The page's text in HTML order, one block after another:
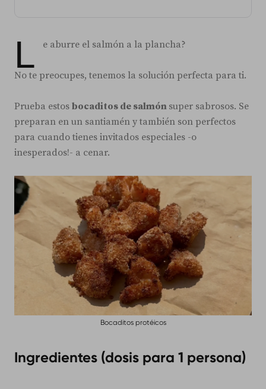
L e aburre el salmón a la plancha?
No te preocupes, tenemos la solución perfecta para ti.
Prueba estos bocaditos de salmón super sabrosos. Se
preparan en un santiamén y también son perfectos
para cuando tienes invitados especiales -o
inesperados!- a cenar.
Bocaditos protéicos
Ingredientes (dosis para 1 persona)